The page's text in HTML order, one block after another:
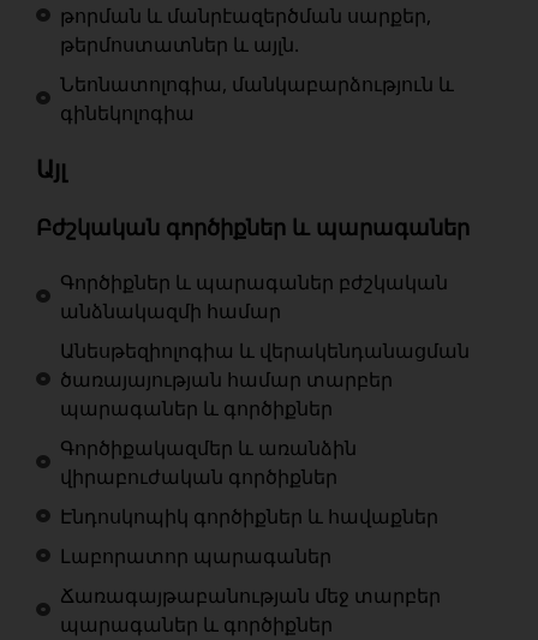
թորման և մանրէազերծման սարքեր,
թերմոստատներ և այլն.
Նեոնատոլոգիա, մանկաբարձություն և
գինեկոլոգիա
Այլ
Բժշկական գործիքներ և պարագաներ
Գործիքներ և պարագաներ բժշկական
անձնակազմի համար
Անեսթեզիոլոգիա և վերակենդանացման
ծառայայության համար տարբեր
պարագաներ և գործիքներ
Գործիքակազմեր և առանձին
վիրաբուժական գործիքներ
Էնդոսկոպիկ գործիքներ և հավաքներ
Լաբորատոր պարագաներ
Ճառագայթաբանության մեջ տարբեր
պարագաներ և գործիքներ